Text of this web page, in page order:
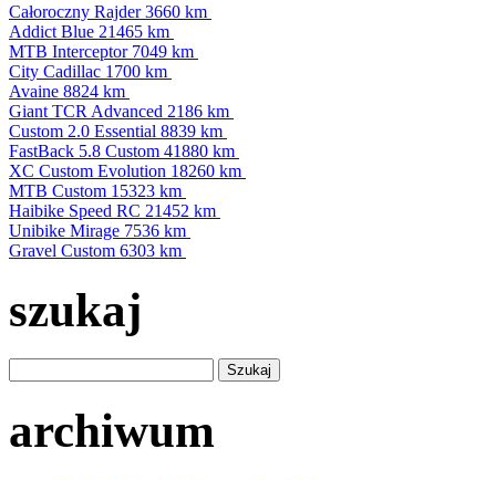
Całoroczny Rajder3660 km
Addict Blue 21465 km
MTB Interceptor 7049 km
City Cadillac 1700 km
Avaine 8824 km
Giant TCR Advanced 2186 km
Custom 2.0 Essential 8839 km
FastBack 5.8 Custom 41880 km
XC Custom Evolution 18260 km
MTB Custom 15323 km
Haibike Speed RC 21452 km
Unibike Mirage 7536 km
Gravel Custom 6303 km
szukaj
archiwum